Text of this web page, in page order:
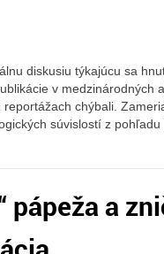
diskusiu týkajúcu sa
v medzinárodných
chýbali.
súvislostí z
pápeža a